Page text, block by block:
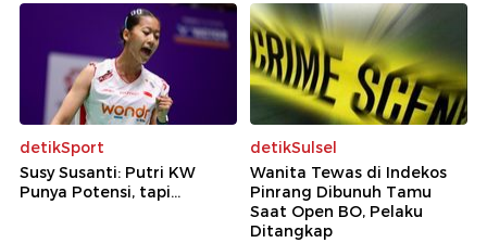
detikSport
Susy Susanti: Putri KW
Punya Potensi, tapi...
detikSulsel
Wanita Tewas di Indekos
Pinrang Dibunuh Tamu
Saat Open BO, Pelaku
Ditangkap